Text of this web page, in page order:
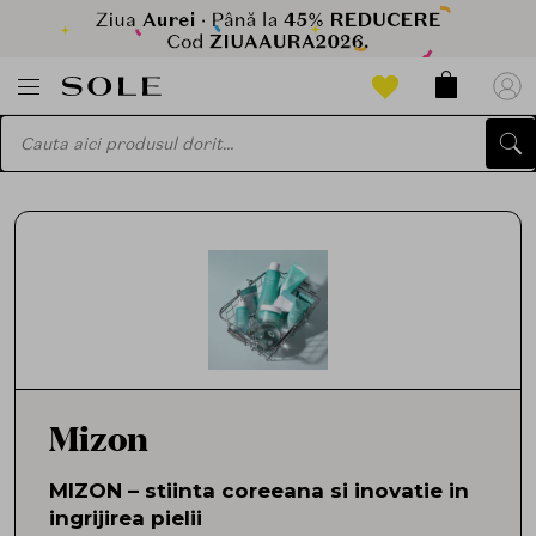
Mizon
MIZON – stiinta coreeana si inovatie in
ingrijirea pielii